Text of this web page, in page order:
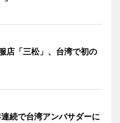
店「三松」、台湾で初の
続で台湾アンバサダーに